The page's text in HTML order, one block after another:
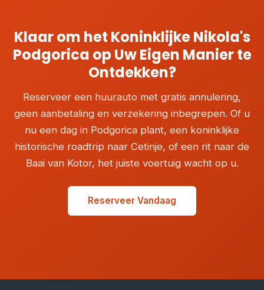
Klaar om het Koninklijke Nikola's
Podgorica op Uw Eigen Manier te
Ontdekken?
Reserveer een huurauto met gratis annulering,
geen aanbetaling en verzekering inbegrepen. Of u
nu een dag in Podgorica plant, een koninklijke
historische roadtrip naar Cetinje, of een rit naar de
Baai van Kotor, het juiste voertuig wacht op u.
Reserveer Vandaag